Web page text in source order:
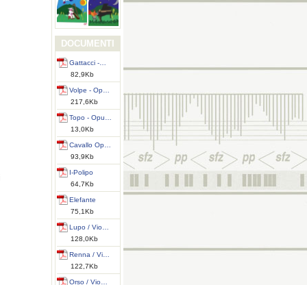
DOCUMENTI
Gattacci -…
82,9Kb
Volpe - Op…
217,6Kb
Topo - Opu…
13,0Kb
Cavallo Op…
93,9Kb
I-Polipo
64,7Kb
Elefante
75,1Kb
Lupo / Vio…
128,0Kb
Renna / Vi…
122,7Kb
Orso / Vio…